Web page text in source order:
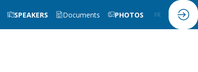
SPEAKERS Documents PHOTOS FR